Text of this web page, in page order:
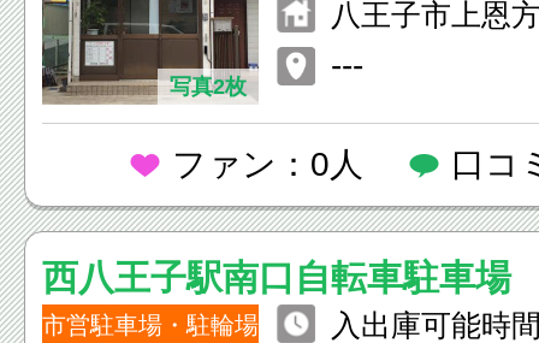
写真2枚
八王子市上恩
---
ファン：0人 口コ
西八王子駅南口自転車駐車場
市営駐車場・駐輪場
入出庫可能時